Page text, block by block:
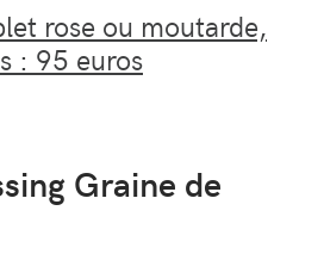
rose ou moutarde,
: 95 euros
Graine de